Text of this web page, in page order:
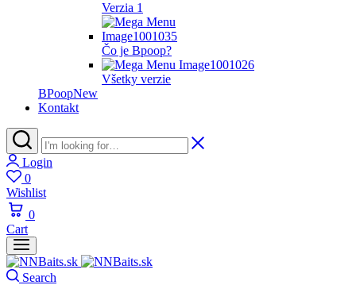
Verzia 1
Čo je Bpoop?
Všetky verzie
BPoopNew
Kontakt
Login
0
Wishlist
0
Cart
Search